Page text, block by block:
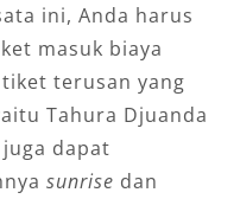
ini, Anda harus
masuk biaya
terusan yang
Tahura Djuanda
dapat
sunrise dan